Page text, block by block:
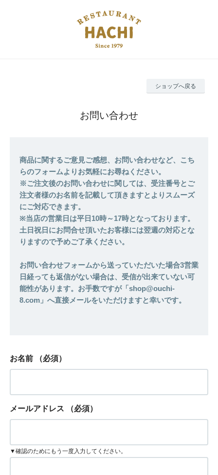
ショップへ戻る
お問い合わせ
商品に関するご意見ご感想、お問い合わせなど、こち
らのフォームよりお気軽にお尋ねください。
※ご注文後のお問い合わせに関しては、受注番号とご
注文者様のお名前を記載して頂きますとよりスムーズ
にご対応できます。
※当店の営業日は平日10時～17時となっております。
土日祝日にお問合せ頂いたお客様には翌週の対応とな
りますので予めご了承ください。
お問い合わせフォームから送っていただいた場合3営業
日経っても返信がない場合は、受信が出来ていない可
能性があります。お手数ですが「shop@ouchi-
8.com」へ直接メールをいただけますと幸いです。
お名前 （必須）
メールアドレス （必須）
▼確認のためにもう一度入力してください。